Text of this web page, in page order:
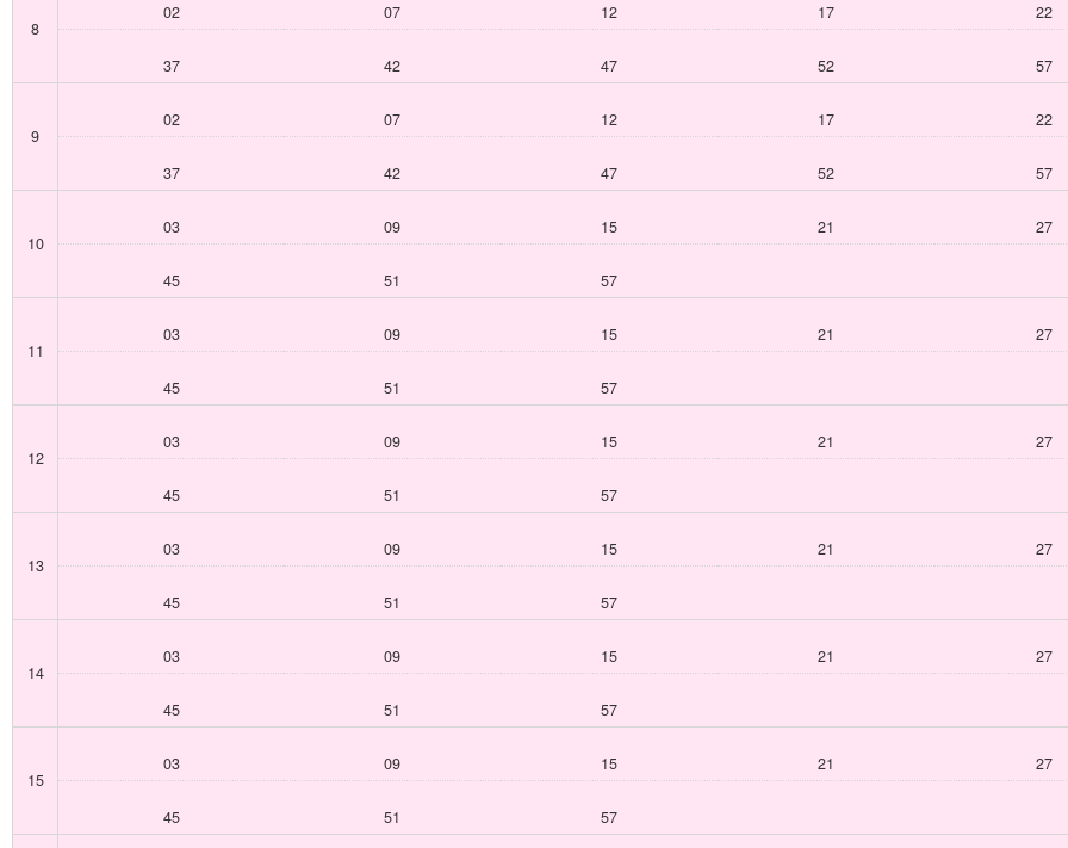
8
02 07 12 17 22
37 42 47 52 57
9
02 07 12 17 22
37 42 47 52 57
10
03 09 15 21 27
45 51 57
11
03 09 15 21 27
45 51 57
12
03 09 15 21 27
45 51 57
13
03 09 15 21 27
45 51 57
14
03 09 15 21 27
45 51 57
15
03 09 15 21 27
45 51 57